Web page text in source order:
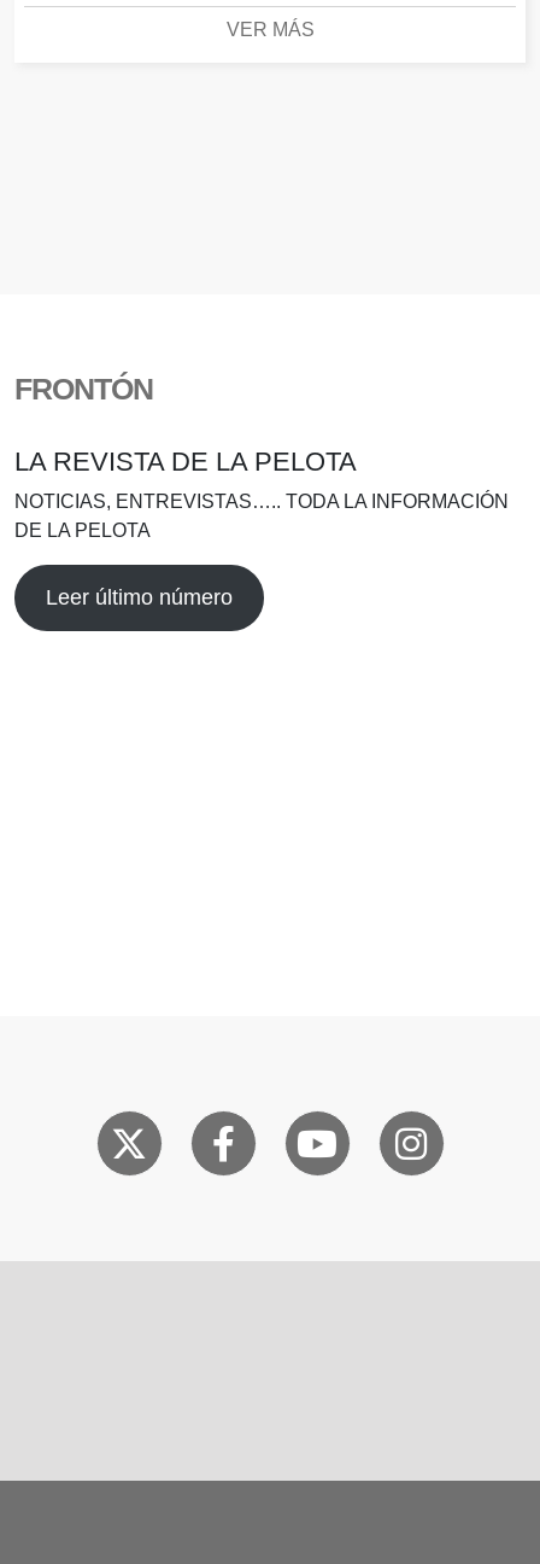
VER MÁS
FRONTÓN
LA REVISTA DE LA PELOTA
NOTICIAS, ENTREVISTAS….. TODA LA INFORMACIÓN
DE LA PELOTA
Leer último número